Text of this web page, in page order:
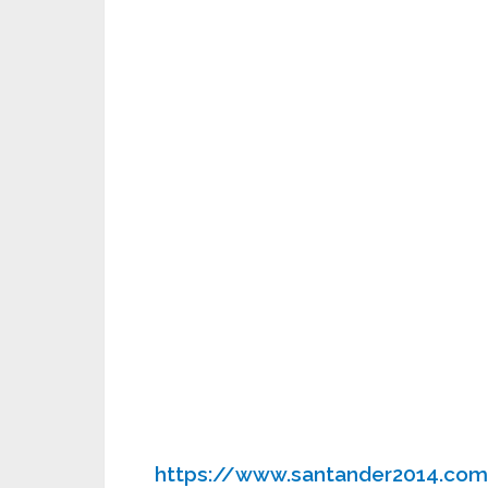
https://